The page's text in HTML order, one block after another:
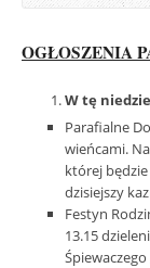
OGŁOSZENIA
W tę
Parafialne
wieńcami.
której będzie
dzisiejszy
Festyn
13.15
Śpiewaczego